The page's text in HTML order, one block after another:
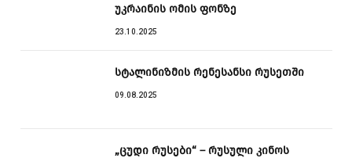
უკრაინის ომის ფონზე
23.10.2025
სტალინიზმის რენესანსი რუსეთში
09.08.2025
„ცუდი რუსები“ – რუსული კინოს